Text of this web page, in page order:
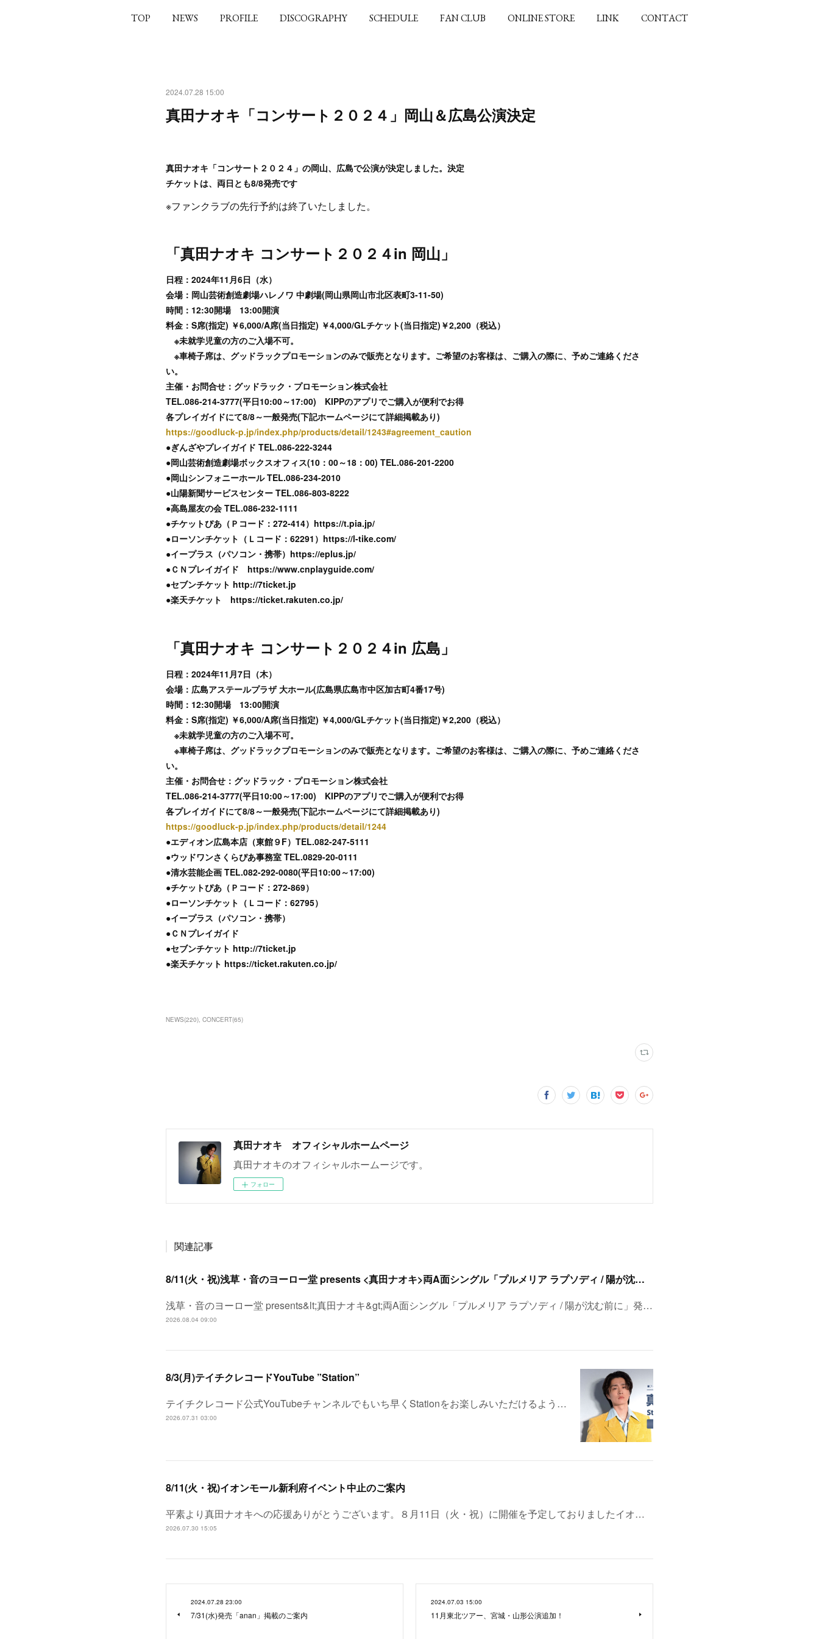
TOP NEWS PROFILE DISCOGRAPHY SCHEDULE FAN CLUB ONLINE STORE LINK CONTACT
2024.07.28 15:00
真田ナオキ「コンサート２０２４」岡山＆広島公演決定
真田ナオキ「コンサート２０２４」の岡山、広島で公演が決定しました。決定
チケットは、両日とも8/8発売です
※ファンクラブの先行予約は終了いたしました。
「真田ナオキ コンサート２０２４in 岡山」
日程：2024年11月6日（水）
会場：岡山芸術創造劇場ハレノワ 中劇場(岡山県岡山市北区表町3-11-50)
時間：12:30開場 13:00開演
料金：S席(指定) ￥6,000/A席(当日指定) ￥4,000/GLチケット(当日指定)￥2,200（税込）
※未就学児童の方のご入場不可。
※車椅子席は、グッドラックプロモーションのみで販売となります。ご希望のお客様は、ご購入の際に、予めご連絡くださ
い。
主催・お問合せ：グッドラック・プロモーション株式会社
TEL.086-214-3777(平日10:00～17:00) KIPPのアプリでご購入が便利でお得
各プレイガイドにて8/8～一般発売(下記ホームページにて詳細掲載あり)
https://goodluck-p.jp/index.php/products/detail/1243#agreement_caution
●ぎんざやプレイガイド TEL.086-222-3244
●岡山芸術創造劇場ボックスオフィス(10：00～18：00) TEL.086-201-2200
●岡山シンフォニーホール TEL.086-234-2010
●山陽新聞サービスセンター TEL.086-803-8222
●高島屋友の会 TEL.086-232-1111
●チケットぴあ（Ｐコード：272-414）https://t.pia.jp/
●ローソンチケット（Ｌコード：62291）https://l-tike.com/
●イープラス（パソコン・携帯）https://eplus.jp/
●ＣＮプレイガイド https://www.cnplayguide.com/
●セブンチケット http://7ticket.jp
●楽天チケット https://ticket.rakuten.co.jp/
「真田ナオキ コンサート２０２４in 広島」
日程：2024年11月7日（木）
会場：広島アステールプラザ 大ホール(広島県広島市中区加古町4番17号)
時間：12:30開場 13:00開演
料金：S席(指定) ￥6,000/A席(当日指定) ￥4,000/GLチケット(当日指定)￥2,200（税込）
※未就学児童の方のご入場不可。
※車椅子席は、グッドラックプロモーションのみで販売となります。ご希望のお客様は、ご購入の際に、予めご連絡くださ
い。
主催・お問合せ：グッドラック・プロモーション株式会社
TEL.086-214-3777(平日10:00～17:00) KIPPのアプリでご購入が便利でお得
各プレイガイドにて8/8～一般発売(下記ホームページにて詳細掲載あり)
https://goodluck-p.jp/index.php/products/detail/1244
●エディオン広島本店（東館９F）TEL.082-247-5111
●ウッドワンさくらぴあ事務室 TEL.0829-20-0111
●清水芸能企画 TEL.082-292-0080(平日10:00～17:00)
●チケットぴあ（Ｐコード：272-869）
●ローソンチケット（Ｌコード：62795）
●イープラス（パソコン・携帯）
●ＣＮプレイガイド
●セブンチケット http://7ticket.jp
●楽天チケット https://ticket.rakuten.co.jp/
NEWS(220) CONCERT(65)
真田ナオキ オフィシャルホームページ
真田ナオキのオフィシャルホームージです。
フォロー
関連記事
8/11(火・祝)浅草・音のヨーロー堂 presents <真田ナオキ>両A面シングル「プルメリア ラプソディ / 陽が沈む前に…」発売記念 スペシャルイベント開催決定！
浅草・音のヨーロー堂 presents&lt;真田ナオキ&gt;両A面シングル「プルメリア ラプソディ / 陽が沈む前に」発…
2026.08.04 09:00
8/3(月)テイチクレコードYouTube ”Station”
テイチクレコード公式YouTubeチャンネルでもいち早くStationをお楽しみいただけるよう…
2026.07.31 03:00
8/11(火・祝)イオンモール新利府イベント中止のご案内
平素より真田ナオキへの応援ありがとうございます。８月11日（火・祝）に開催を予定しておりましたイオ…
2026.07.30 15:05
2024.07.28 23:00
7/31(水)発売「anan」掲載のご案内
2024.07.03 15:00
11月東北ツアー、宮城・山形公演追加！